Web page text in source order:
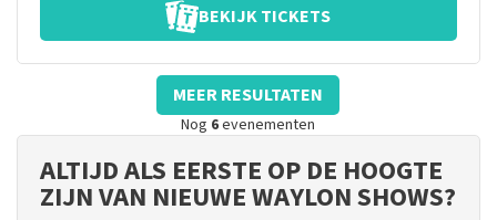
BEKIJK TICKETS
MEER RESULTATEN
Nog 6evenementen
ALTIJD ALS EERSTE OP DE HOOGTE
ZIJN VAN NIEUWE WAYLON SHOWS?